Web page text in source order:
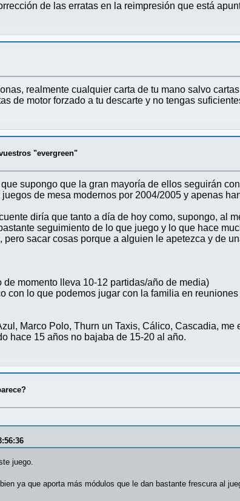
de las erratas en la reimpresión que está
realmente cualquier carta de tu mano salvo
de motor forzado a tu descarte y no tengas
"evergreen"
supongo que la gran mayoría de ellos seguirán
de mesa modernos por 2004/2005 y apenas
diría que tanto a día de hoy como, supongo, al
seguimiento de lo que juego y lo que hace
sacar cosas porque a alguien le apetezca y de
momento lleva 10-12 partidas/año de media)
con lo que podemos jugar con la familia en
Marco Polo, Thurn un Taxis, Cálico, Cascadia,
hace 15 años no bajaba de 15-20 al año.
juego.
ya que aporta más módulos que le dan bastante frescura al